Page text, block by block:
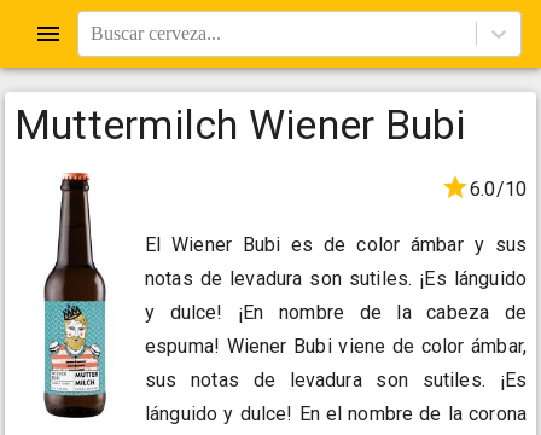
Buscar cerveza...
Muttermilch Wiener Bubi
6.0/10
El Wiener Bubi es de color ámbar y sus
notas de levadura son sutiles. ¡Es lánguido
y dulce! ¡En nombre de la cabeza de
espuma! Wiener Bubi viene de color ámbar,
sus notas de levadura son sutiles. ¡Es
lánguido y dulce! En el nombre de la corona